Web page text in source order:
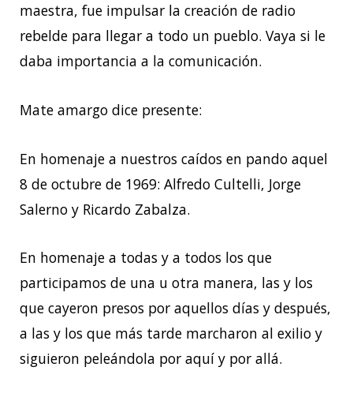
maestra, fue impulsar la creación de radio
rebelde para llegar a todo un pueblo. Vaya si le
daba importancia a la comunicación.
Mate amargo dice presente:
En homenaje a nuestros caídos en pando aquel
8 de octubre de 1969: Alfredo Cultelli, Jorge
Salerno y Ricardo Zabalza.
En homenaje a todas y a todos los que
participamos de una u otra manera, las y los
que cayeron presos por aquellos días y después,
a las y los que más tarde marcharon al exilio y
siguieron peleándola por aquí y por allá.